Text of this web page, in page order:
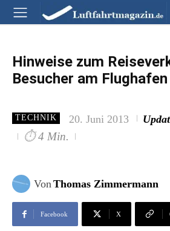
Hinweise zum
Besucher am Flughafen
TECHNIK 20. Juni 2013
⏱ 4 Min.
VonThomas Zimmermann
Facebook X